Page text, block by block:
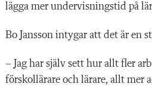
lägga mer undervisningstid på
Bo Jansson intygar att det är en
– Jag har själv sett hur allt fler
förskollärare och lärare, allt mer